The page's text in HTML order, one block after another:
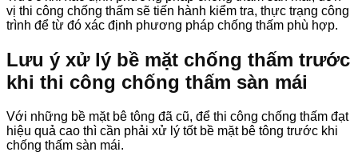
vị thi công chống thấm sẽ tiến hành kiểm tra, thực trạng công
trình để từ đó xác định phương pháp chống thấm phù hợp.
Lưu ý xử lý bề mặt chống thấm trước
khi thi công chống thấm sàn mái
Với những bề mặt bê tông đã cũ, để thi công chống thấm đạt
hiệu quả cao thì cần phải xử lý tốt bề mặt bê tông trước khi
chống thấm sàn mái.